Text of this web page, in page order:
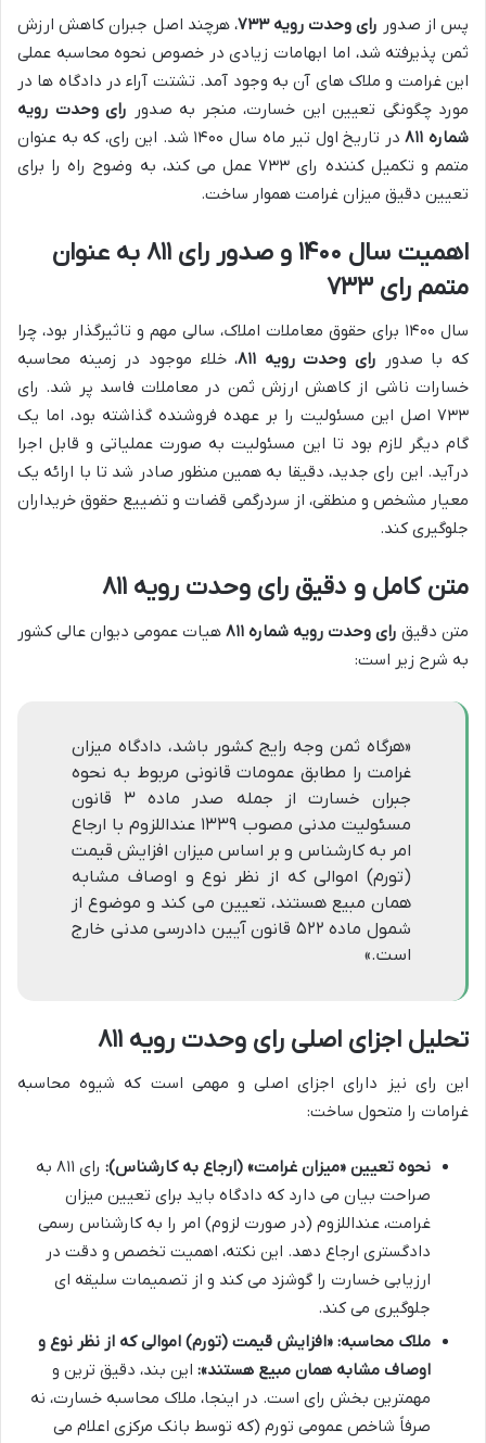
پس از صدور رای وحدت رویه ۷۳۳
، هرچند اصل جبران کاهش ارزش
ثمن پذیرفته شد، اما ابهامات زیادی در خصوص نحوه محاسبه عملی
این غرامت و ملاک های آن به وجود آمد. تشتت آراء در دادگاه ها در
مورد چگونگی تعیین این خسارت، منجر به صدور رای وحدت رویه
شماره ۸۱۱
در تاریخ اول تیر ماه سال ۱۴۰۰ شد. این رای، که به عنوان
متمم و تکمیل کننده رای ۷۳۳ عمل می کند، به وضوح راه را برای
تعیین دقیق میزان غرامت هموار ساخت.
اهمیت سال ۱۴۰۰ و صدور رای ۸۱۱ به عنوان
متمم رای ۷۳۳
سال ۱۴۰۰ برای حقوق معاملات املاک، سالی مهم و تاثیرگذار بود، چرا
که با صدور رای وحدت رویه ۸۱۱
، خلاء موجود در زمینه محاسبه
خسارات ناشی از کاهش ارزش ثمن در معاملات فاسد پر شد. رای
۷۳۳ اصل این مسئولیت را بر عهده فروشنده گذاشته بود، اما یک
گام دیگر لازم بود تا این مسئولیت به صورت عملیاتی و قابل اجرا
درآید. این رای جدید، دقیقا به همین منظور صادر شد تا با ارائه یک
معیار مشخص و منطقی، از سردرگمی قضات و تضییع حقوق خریداران
جلوگیری کند.
متن کامل و دقیق رای وحدت رویه ۸۱۱
متن دقیق رای وحدت رویه شماره ۸۱۱
هیات عمومی دیوان عالی کشور
به شرح زیر است:
«هرگاه ثمن وجه رایج کشور باشد، دادگاه میزان
غرامت را مطابق عمومات قانونی مربوط به نحوه
جبران خسارت از جمله صدر ماده ۳ قانون
مسئولیت مدنی مصوب ۱۳۳۹ عنداللزوم با ارجاع
امر به کارشناس و بر اساس میزان افزایش قیمت
(تورم) اموالی که از نظر نوع و اوصاف مشابه
همان مبیع هستند، تعیین می کند و موضوع از
شمول ماده ۵۲۲ قانون آیین دادرسی مدنی خارج
است.»
تحلیل اجزای اصلی رای وحدت رویه ۸۱۱
این رای نیز دارای اجزای اصلی و مهمی است که شیوه محاسبه
غرامات را متحول ساخت:
نحوه تعیین «میزان غرامت» (ارجاع به کارشناس):
رای ۸۱۱ به
صراحت بیان می دارد که دادگاه باید برای تعیین میزان
غرامت، عنداللزوم (در صورت لزوم) امر را به کارشناس رسمی
دادگستری ارجاع دهد. این نکته، اهمیت تخصص و دقت در
ارزیابی خسارت را گوشزد می کند و از تصمیمات سلیقه ای
جلوگیری می کند.
ملاک محاسبه: «افزایش قیمت (تورم) اموالی که از نظر نوع و
اوصاف مشابه همان مبیع هستند»: این بند، دقیق ترین و
مهمترین بخش رای است. در اینجا، ملاک محاسبه خسارت، نه
صرفاً شاخص عمومی تورم (که توسط بانک مرکزی اعلام می